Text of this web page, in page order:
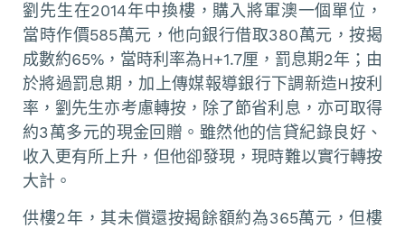
劉先生在2014年中換樓，購入將軍澳一個單位，
當時作價585萬元，他向銀行借取380萬元，按揭
成數約65%，當時利率為H+1.7厘，罰息期2年；由
於將過罰息期，加上傳媒報導銀行下調新造H按利
率，劉先生亦考慮轉按，除了節省利息，亦可取得
約3萬多元的現金回贈。雖然他的信貸紀錄良好、
收入更有所上升，但他卻發現，現時難以實行轉按
大計。
供樓2年，其未償還按揭餘額約為365萬元，但樓